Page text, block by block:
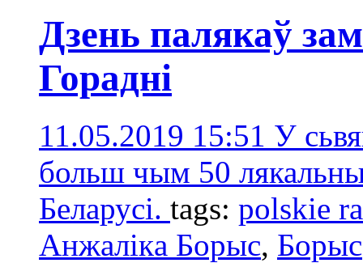
Дзень палякаў
Горадні
11.05.2019 15:51 У
больш чым 50
Беларусі. tags: polskie
Анжалікa Борыс, Борыс